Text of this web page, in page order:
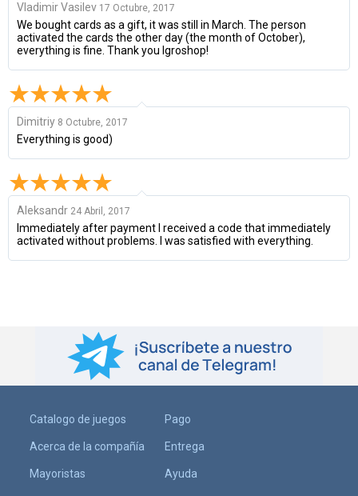
Vladimir Vasilev 17 Octubre, 2017
We bought cards as a gift, it was still in March. The person
activated the cards the other day (the month of October),
everything is fine. Thank you Igroshop!
Dimitriy 8 Octubre, 2017
Everything is good)
Aleksandr 24 Abril, 2017
Immediately after payment I received a code that immediately
activated without problems. I was satisfied with everything.
Catalogo de juegos
Acerca de la compañía
Mayoristas
Pago
Entrega
Ayuda